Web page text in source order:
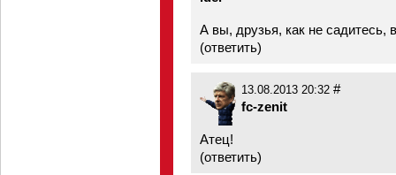
А вы, друзья, как не садитесь,
(ответить)
13.08.2013 20:32 #
fc-zenit
Атец!
(ответить)